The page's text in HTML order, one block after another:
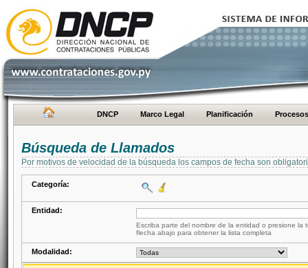
DNCP Marco Legal Planificación Procesos
Búsqueda de Llamados
Por motivos de velocidad de la búsqueda los campos de fecha son
Categoría:
Entidad:
Escriba parte del nombre de la entidad o presione la
flecha abajo para obtener la lista completa
Modalidad: